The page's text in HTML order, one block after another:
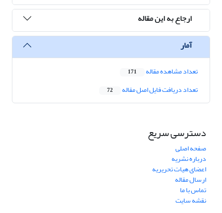
ارجاع به این مقاله
آمار
تعداد مشاهده مقاله 171
تعداد دریافت فایل اصل مقاله 72
دسترسی سریع
صفحه اصلی
درباره نشریه
اعضای هیات تحریریه
ارسال مقاله
تماس با ما
نقشه سایت